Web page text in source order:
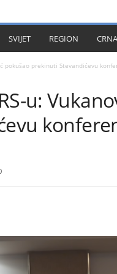
SVIJET REGION
pokušao prekinuti Stevandićevu
u: